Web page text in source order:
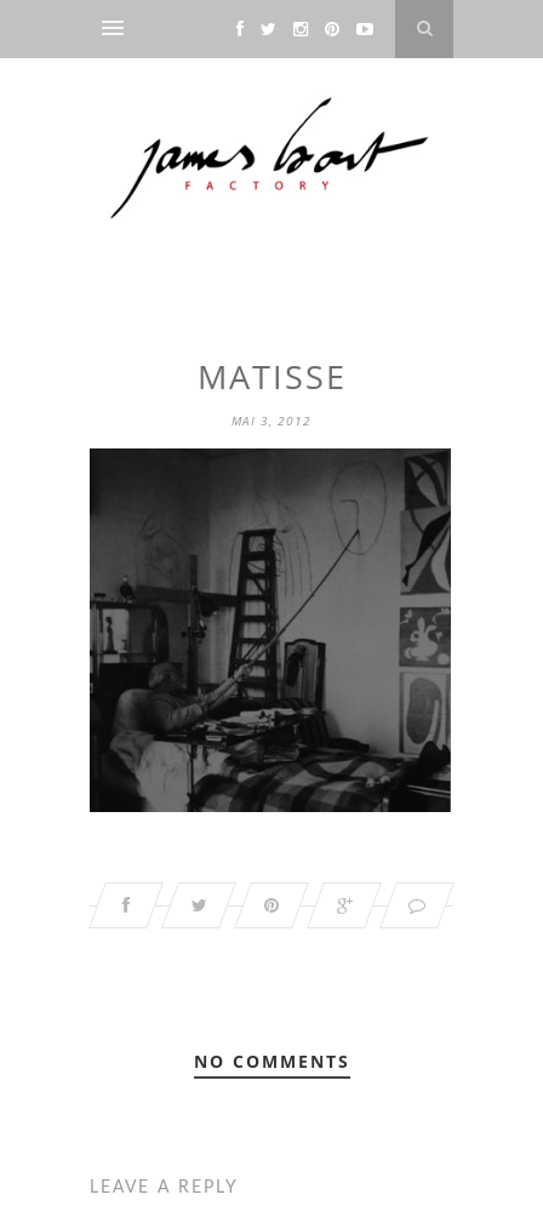
MATISSE
MAI 3, 2012
NO COMMENTS
LEAVE A REPLY